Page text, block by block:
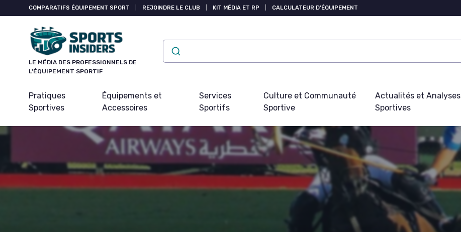
COMPARATIFS ÉQUIPEMENT SPORT REJOINDRE LE CLUB KIT MÉDIA ET RP CALCULATEUR D'ÉQUIPEMENT
LE MÉDIA DES PROFESSIONNELS DE
L'ÉQUIPEMENT SPORTIF
Pratiques
Sportives
Équipements et
Accessoires
Services
Sportifs
Culture et Communauté
Sportive
Actualités et Analyses
Sportives
Panneau de gestion des cookies